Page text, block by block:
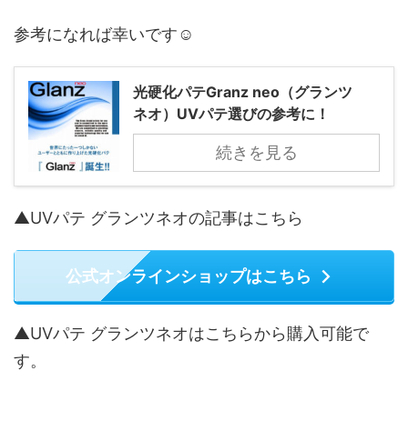
参考になれば幸いです☺
光硬化パテGranz neo（グランツ
ネオ）UVパテ選びの参考に！
続きを見る
▲UVパテ グランツネオの記事はこちら
公式オンラインショップはこちら
▲UVパテ グランツネオはこちらから購入可能で
す。